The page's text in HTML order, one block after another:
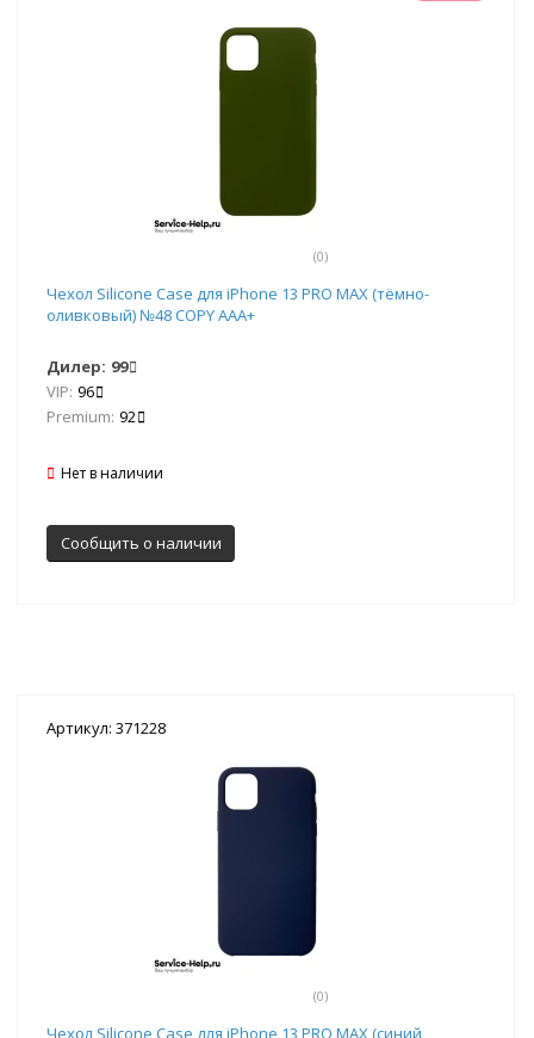
(0)
Чехол Silicone Case для iPhone 13 PRO MAX (тёмно-
оливковый) №48 COPY AAA+
Дилер: 99
VIP: 96
Premium: 92
Нет в наличии
Сообщить о наличии
Артикул: 371228
(0)
Чехол Silicone Case для iPhone 13 PRO MAX (синий